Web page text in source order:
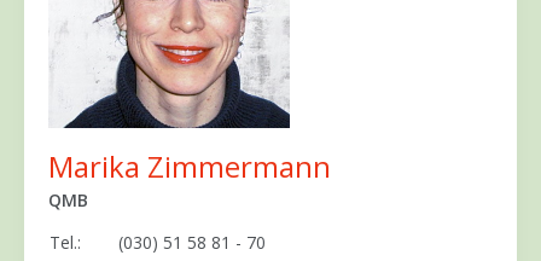
Marika Zimmermann
QMB
Tel.:
(030) 51 58 81 - 70